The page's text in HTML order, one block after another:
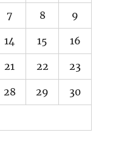
7 8 9
14 15 16
21 22 23
28 29 30